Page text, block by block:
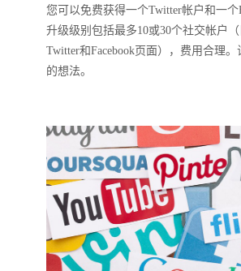
您可以免费获得一个Twitter帐户和一个
升级级别包括最多10或30个社交帐户
Twitter和Facebook页面），费用合理
的想法。